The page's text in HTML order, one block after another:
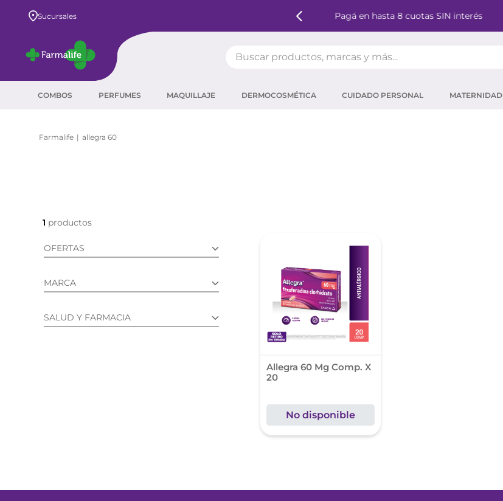
Sucursales Pagá en hasta 8 cuotas SIN interés
COMBOS PERFUMES MAQUILLAJE DERMOCOSMÉTICA CUIDADO PERSONAL MATERNIDAD
allegra 60
1
OFERTAS
MARCA
SALUD Y FARMACIA
Allegra 60 Mg Comp. X
20
No disponible